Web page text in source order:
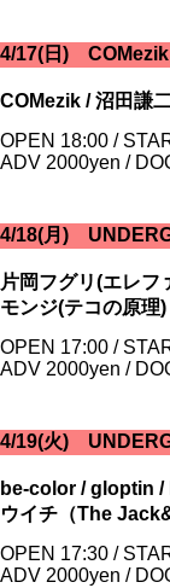
4/17(日) COMezik
COMezik / 沼田謙
OPEN 18:00 /
ADV 2000yen /
4/18(月)
片岡フグリ(エレ
モンジ(テコの原理
OPEN 17:00 /
ADV 2000yen /
4/19(火)
be-color / gloptin /
ウイチ（The
OPEN 17:30 /
ADV 2000yen /